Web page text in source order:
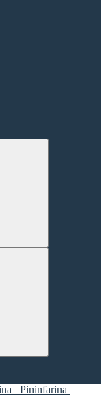
Pininfarina